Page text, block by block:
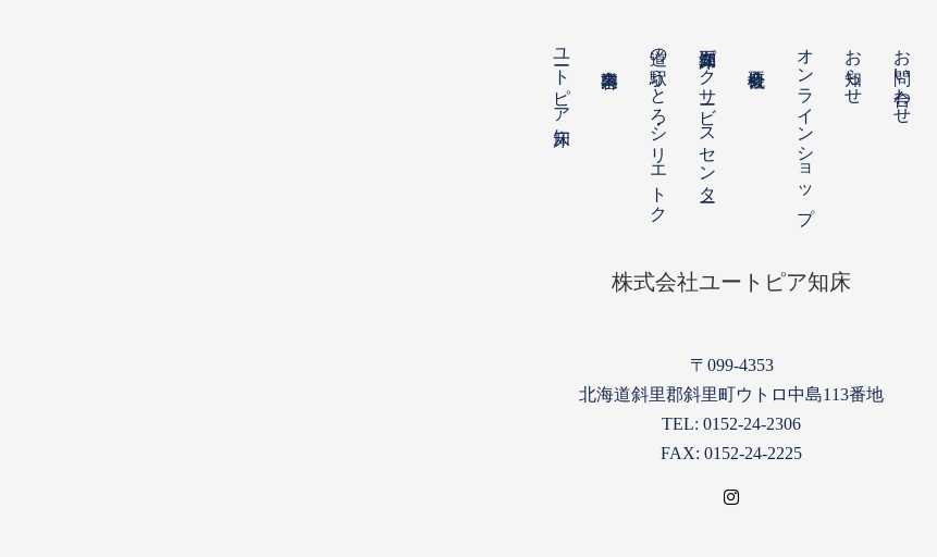
ユートピア知床 道の駅うとろ・シリエトク 知床五湖パークサービスセンター オンラインショップ お知らせ お問い合わせ
株式会社ユートピア知床
〒099-4353
北海道斜里郡斜里町ウトロ中島113番地
TEL: 0152-24-2306
FAX: 0152-24-2225